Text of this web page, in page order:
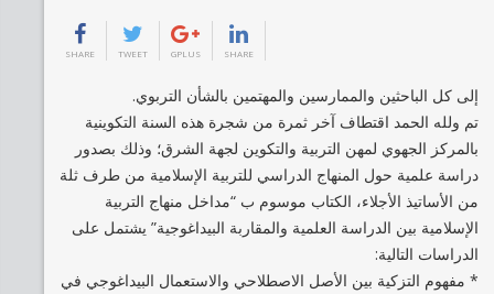
SHARE TWEET GPLUS SHARE
إلى كل الباحثين والممارسين والمهتمين بالشأن التربوي.
تم ولله الحمد اقتطاف آخر ثمرة من شجرة هذه السنة التكوينية
بالمركز الجهوي لمهن التربية والتكوين لجهة الشرق؛ وذلك بصدور
دراسة علمية حول المنهاج الدراسي للتربية الإسلامية من طرف ثلة
من الأساتيذ الأجلاء، الكتاب موسوم ب “مداخل منهاج التربية
الإسلامية بين الدراسة العلمية والمقاربة البيداغوجية” يشتمل على
الدراسات التالية:
* مفهوم التزكية بين الأصل الاصطلاحي والاستعمال البيداغوجي في